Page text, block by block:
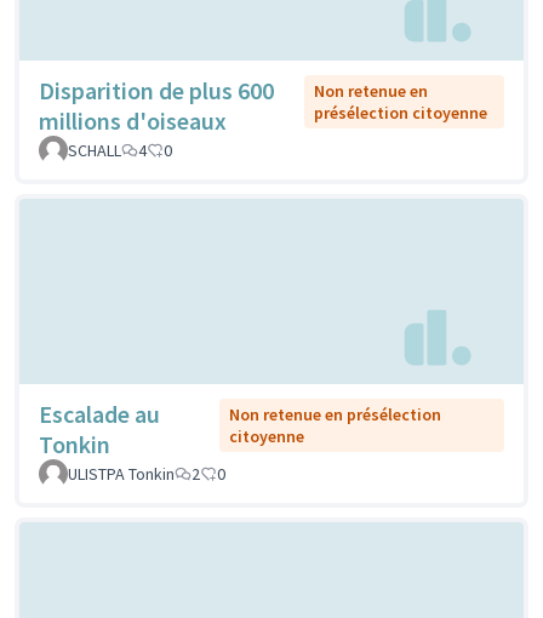
Disparition de plus 600
millions d'oiseaux
Non retenue en
présélection citoyenne
SCHALL
4 0
Escalade au
Tonkin
Non retenue en présélection
citoyenne
ULISTPA Tonkin
2 0